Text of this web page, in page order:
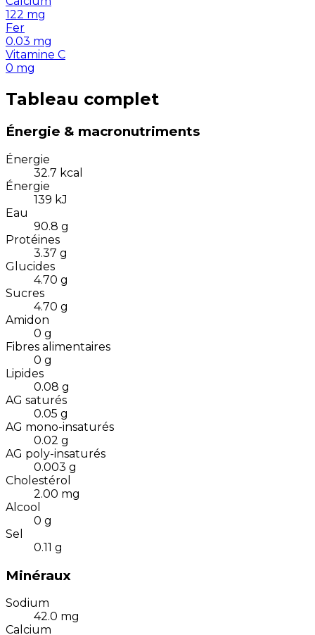
122 mg
Fer
0.03 mg
Vitamine C
0 mg
Tableau complet
Énergie & macronutriments
Énergie
32.7 kcal
Énergie
139 kJ
Eau
90.8 g
Protéines
3.37 g
Glucides
4.70 g
Sucres
4.70 g
Amidon
0 g
Fibres alimentaires
0 g
Lipides
0.08 g
AG saturés
0.05 g
AG mono-insaturés
0.02 g
AG poly-insaturés
0.003 g
Cholestérol
2.00 mg
Alcool
0 g
Sel
0.11 g
Minéraux
Sodium
42.0 mg
Calcium